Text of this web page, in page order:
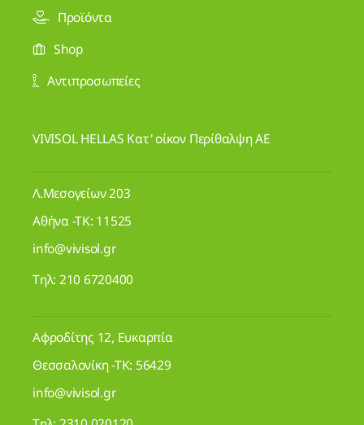
Προϊόντα
Shop
Αντιπροσωπείες
VIVISOL HELLAS Κατ' οίκον Περίθαλψη ΑΕ
Λ.Μεσογείων 203
Αθήνα -ΤΚ: 11525
info@vivisol.gr
Τηλ: 210 6720400
Αφροδίτης 12, Ευκαρπία
Θεσσαλονίκη -ΤΚ: 56429
info@vivisol.gr